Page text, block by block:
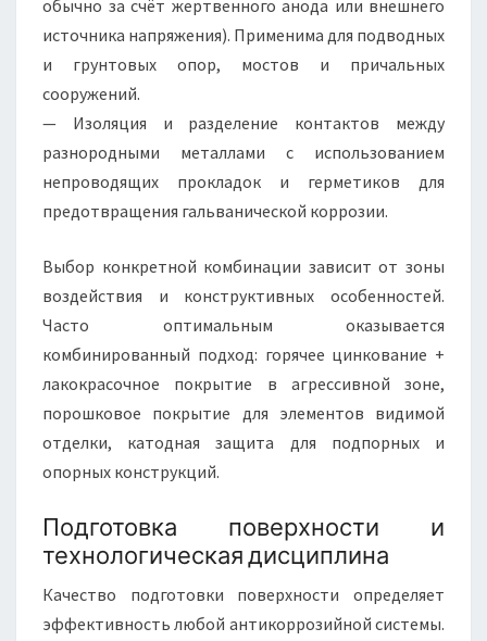
обычно за счёт жертвенного анода или внешнего
источника напряжения). Применима для подводных
и грунтовых опор, мостов и причальных
сооружений.
— Изоляция и разделение контактов между
разнородными металлами с использованием
непроводящих прокладок и герметиков для
предотвращения гальванической коррозии.
Выбор конкретной комбинации зависит от зоны
воздействия и конструктивных особенностей.
Часто оптимальным оказывается
комбинированный подход: горячее цинкование +
лакокрасочное покрытие в агрессивной зоне,
порошковое покрытие для элементов видимой
отделки, катодная защита для подпорных и
опорных конструкций.
Подготовка поверхности и
технологическая дисциплина
Качество подготовки поверхности определяет
эффективность любой антикоррозийной системы.